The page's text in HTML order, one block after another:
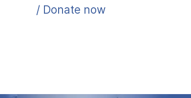
/ Donate now